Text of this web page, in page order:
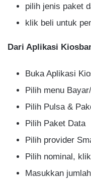
pilih jenis paket
klik beli untuk
Dari Aplikasi
Buka Aplikasi
Pilih menu
Pilih Pulsa &
Pilih Paket Data
Pilih provider
Pilih nominal,
Masukkan